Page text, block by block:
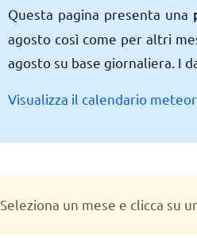
Questa pagina presenta una
agosto così come per altri
agosto su base giornaliera. I
Visualizza il calendario
Seleziona un mese e clicca su